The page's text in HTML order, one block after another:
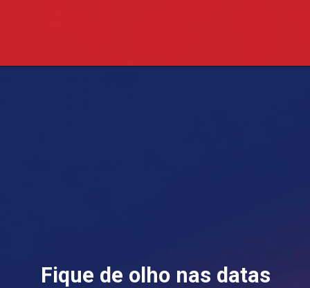
Fique de olho nas datas